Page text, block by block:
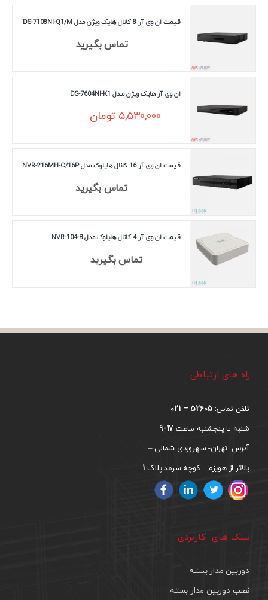
قیمت ان وی آر 8 کانال هایک ویژن مدل DS-7108NI-Q1/M
تماس بگیرید
ان وی آر هایک ویژن مـدل DS-7604NI-K1
۵,۵۳۰,۰۰۰ تومان
قیمت ان وی آر 16 کانال هایلوک مدل NVR-216MH-C/16P
تماس بگیرید
قیمت ان وی آر 4 کانال هایلوک مدل NVR-104-B
تماس بگیرید
راه های ارتباطی
تلفن تماس: 52605 – 021
شنبه تا پنجشنبه ساعت 17-9
آدرس: تهران- سهروردی شمالی –
بالاتر از هویزه – کوچه سرمد پلاک 1
لینک های کاربردی
دوربین مدار بسته
نصب دوربین مدار بسته